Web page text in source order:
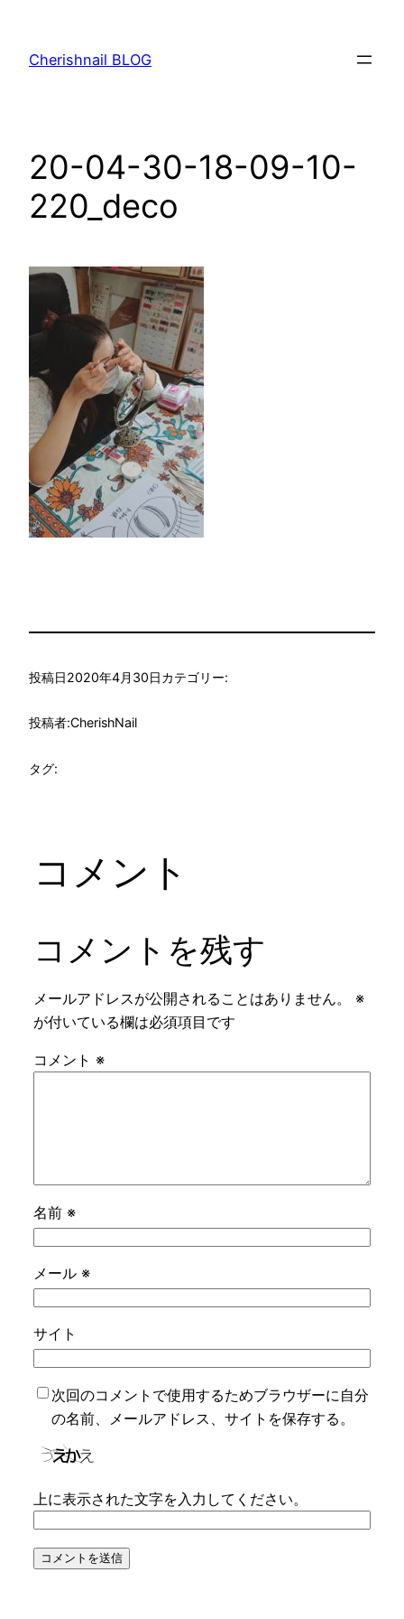
Cherishnail BLOG
20-04-30-18-09-10-
220_deco
投稿日2020年4月30日カテゴリー:
投稿者:CherishNail
タグ:
コメント
コメントを残す
メールアドレスが公開されることはありません。
※
が付いている欄は必須項目です
コメント ※
名前 ※
メール ※
サイト
次回のコメントで使用するためブラウザーに自分
の名前、メールアドレス、サイトを保存する。
上に表示された文字を入力してください。